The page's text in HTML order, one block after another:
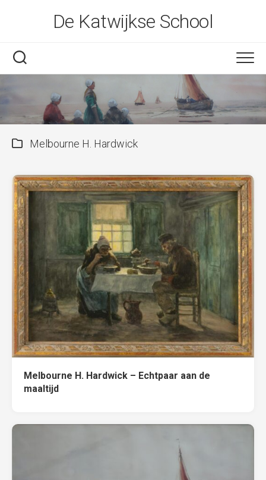
De Katwijkse School
Melbourne H. Hardwick
Melbourne H. Hardwick – Echtpaar aan de
maaltijd